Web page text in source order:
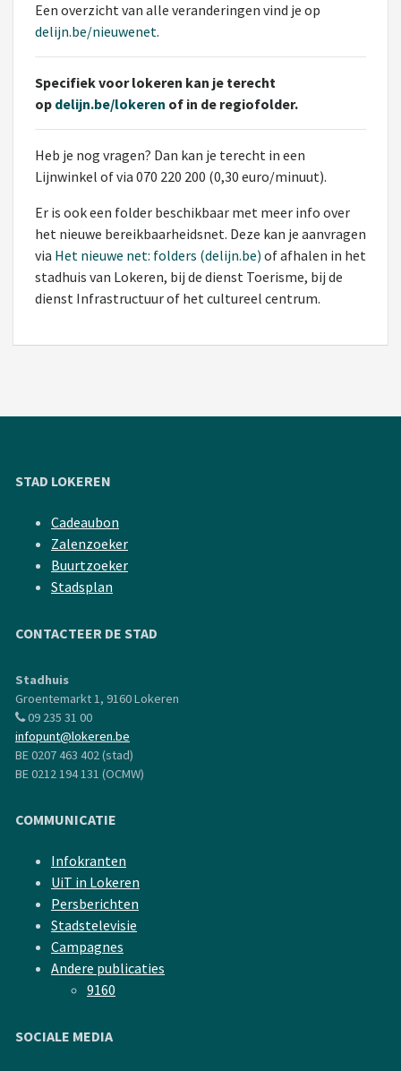
Een overzicht van alle veranderingen vind je op
delijn.be/nieuwenet.
Specifiek voor lokeren kan je terecht
op delijn.be/lokeren of in de regiofolder.
Heb je nog vragen? Dan kan je terecht in een
Lijnwinkel of via 070 220 200 (0,30 euro/minuut).
Er is ook een folder beschikbaar met meer info over
het nieuwe bereikbaarheidsnet. Deze kan je aanvragen
via Het nieuwe net: folders (delijn.be) of afhalen in het
stadhuis van Lokeren, bij de dienst Toerisme, bij de
dienst Infrastructuur of het cultureel centrum.
STAD LOKEREN
Cadeaubon
Zalenzoeker
Buurtzoeker
Stadsplan
CONTACTEER DE STAD
Stadhuis
Groentemarkt 1, 9160 Lokeren
09 235 31 00
infopunt@lokeren.be
BE 0207 463 402 (stad)
BE 0212 194 131 (OCMW)
COMMUNICATIE
Infokranten
UiT in Lokeren
Persberichten
Stadstelevisie
Campagnes
Andere publicaties
9160
SOCIALE MEDIA